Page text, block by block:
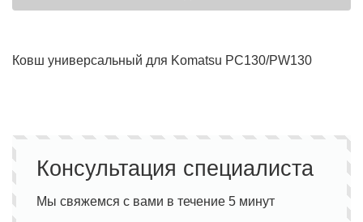
Ковш универсальный для Komatsu PC130/PW130
Консультация специалиста
Мы свяжемся с вами в течение 5 минут